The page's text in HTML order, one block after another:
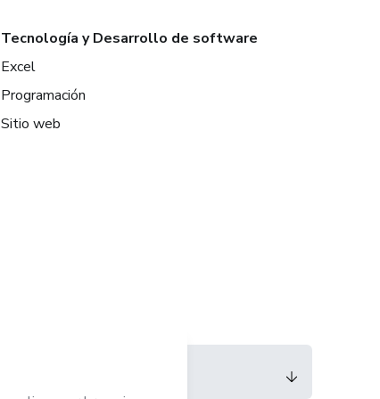
Tecnología y Desarrollo de software
Excel
Programación
Sitio web